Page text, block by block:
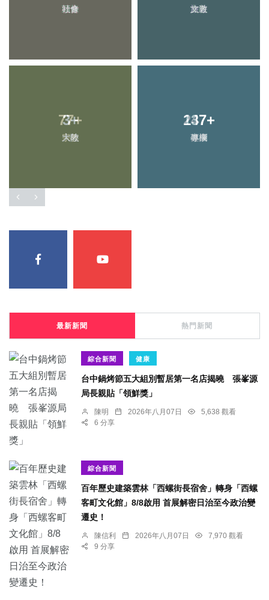
社會 旅遊
3+
大陸
137+
專欄
最新新聞 熱門新聞
綜合新聞 健康
台中鍋烤節五大組別暫居第一名店揭曉 張峯源
局長親貼「領鮮獎」
陳明 2026年八月07日
5,638 觀看
6 分享
綜合新聞
百年歷史建築雲林「西螺街長宿舍」轉身「西螺
客町文化館」8/8啟用 首展解密日治至今政治變
遷史！
陳信利 2026年八月07日
7,970 觀看
9 分享